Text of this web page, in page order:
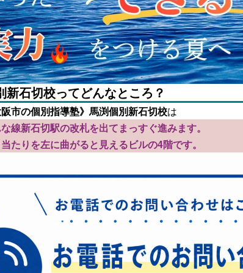
新石切校ってどんなところ？
阪市の個別指導塾》馬渕個別新石切校は
線新石切駅の改札を出てまっすぐ進みます。
たりを左に曲がると見えるビルの4階です。